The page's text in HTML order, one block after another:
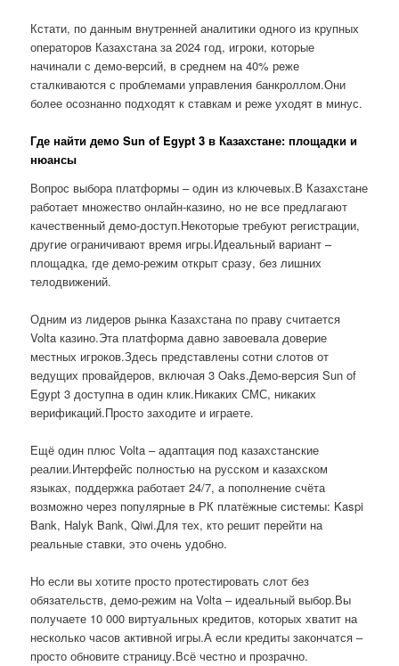
Кстати, по данным внутренней аналитики одного из крупных
операторов Казахстана за 2024 год, игроки, которые
начинали с демо-версий, в среднем на 40% реже
сталкиваются с проблемами управления банкроллом.Они
более осознанно подходят к ставкам и реже уходят в минус.
Где найти демо Sun of Egypt 3 в Казахстане: площадки и
нюансы
Вопрос выбора платформы – один из ключевых.В Казахстане
работает множество онлайн-казино, но не все предлагают
качественный демо-доступ.Некоторые требуют регистрации,
другие ограничивают время игры.Идеальный вариант –
площадка, где демо-режим открыт сразу, без лишних
телодвижений.
Одним из лидеров рынка Казахстана по праву считается
Volta казино.Эта платформа давно завоевала доверие
местных игроков.Здесь представлены сотни слотов от
ведущих провайдеров, включая 3 Oaks.Демо-версия Sun of
Egypt 3 доступна в один клик.Никаких СМС, никаких
верификаций.Просто заходите и играете.
Ещё один плюс Volta – адаптация под казахстанские
реалии.Интерфейс полностью на русском и казахском
языках, поддержка работает 24/7, а пополнение счёта
возможно через популярные в РК платёжные системы: Kaspi
Bank, Halyk Bank, Qiwi.Для тех, кто решит перейти на
реальные ставки, это очень удобно.
Но если вы хотите просто протестировать слот без
обязательств, демо-режим на Volta – идеальный выбор.Вы
получаете 10 000 виртуальных кредитов, которых хватит на
несколько часов активной игры.А если кредиты закончатся –
просто обновите страницу.Всё честно и прозрачно.